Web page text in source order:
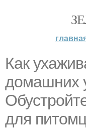
Как
домашних
для